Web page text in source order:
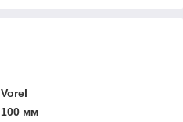
Vorel
100 мм